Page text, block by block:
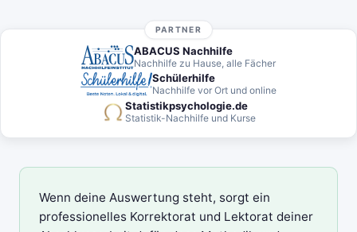
PARTNER
ABACUS Nachhilfe
Nachhilfe zu Hause, alle Fächer
Schülerhilfe
Nachhilfe vor Ort und online
Statistikpsychologie.de
Statistik-Nachhilfe und Kurse
Wenn deine Auswertung steht, sorgt ein
professionelles Korrektorat und Lektorat deiner